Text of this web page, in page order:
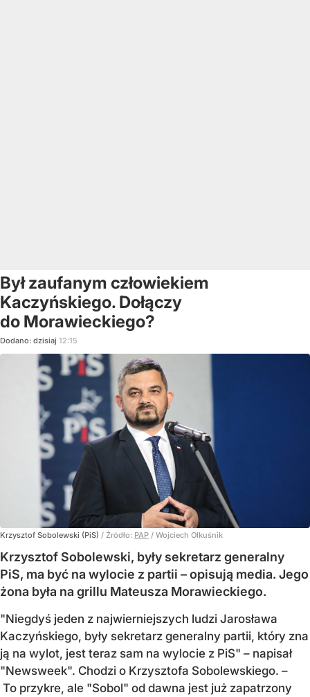
Był zaufanym człowiekiem
Kaczyńskiego. Dołączy
do Morawieckiego?
Dodano: dzisiaj 12:15
Krzysztof Sobolewski (PiS) / Źródło: PAP / Wojciech Olkuśnik
Krzysztof Sobolewski, były sekretarz generalny
PiS, ma być na wylocie z partii – opisują media. Jego
żona była na grillu Mateusza Morawieckiego.
"Niegdyś jeden z najwierniejszych ludzi Jarosława
Kaczyńskiego, były sekretarz generalny partii, który zna
ją na wylot, jest teraz sam na wylocie z PiS" – napisał
"Newsweek". Chodzi o Krzysztofa Sobolewskiego. –
To przykre, ale "Sobol" od dawna jest już zapatrzony